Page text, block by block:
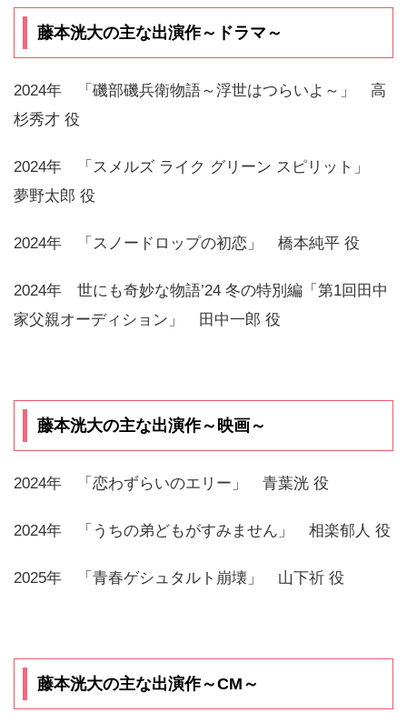
藤本洸大の主な出演作～ドラマ～
2024年 「磯部磯兵衛物語～浮世はつらいよ～」 高
杉秀才 役
2024年 「スメルズ ライク グリーン スピリット」
夢野太郎 役
2024年 「スノードロップの初恋」 橋本純平 役
2024年 世にも奇妙な物語’24 冬の特別編「第1回田中
家父親オーディション」 田中一郎 役
藤本洸大の主な出演作～映画～
2024年 「恋わずらいのエリー」 青葉洸 役
2024年 「うちの弟どもがすみません」 相楽郁人 役
2025年 「青春ゲシュタルト崩壊」 山下祈 役
藤本洸大の主な出演作～CM～